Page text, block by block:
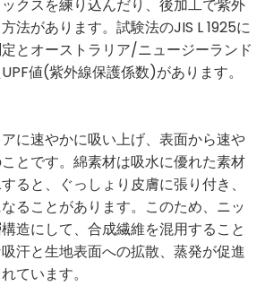
クスを練り込んだり、後加工で紫外
法があります。試験法のJIS L 1925に
とオーストラリア/ニュージーランド
値(紫外線保護係数)があります。
に速やかに吸い上げ、表面から速や
とです。綿素材は吸水に優れた素材
ると、ぐっしょり皮膚に張り付き、
ることがあります。このため、ニッ
造にして、合成繊維を混用すること
汗と生地表面への拡散、蒸発が促進
ています。